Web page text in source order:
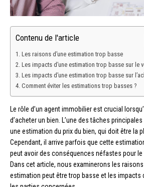
Contenu de l'article
Les raisons d’une estimation trop basse
Les impacts d’une estimation trop basse sur le
Les impacts d’une estimation trop basse sur
Comment éviter les estimations trop basses ?
Le rôle d’un agent immobilier est crucial
d’acheter un bien. L’une des tâches
une estimation du prix du bien, qui doit être la
Cependant, il arrive parfois que cette
peut avoir des conséquences néfastes pour le
Dans cet article, nous examinerons les
estimation peut être trop basse et les impacts